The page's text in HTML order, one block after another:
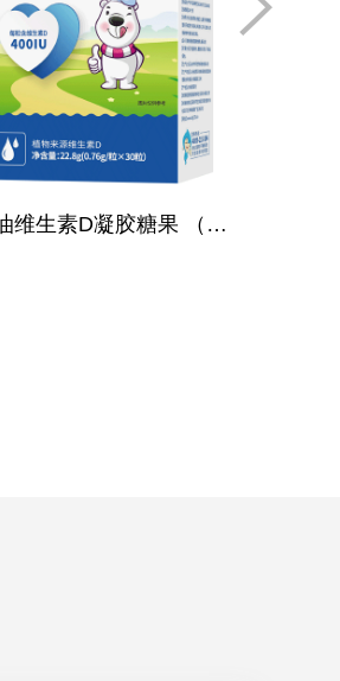
蘑菇油维生素D凝胶糖果 （纸盒装）